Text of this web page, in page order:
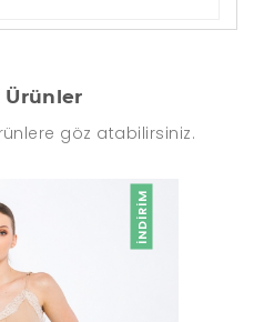
Ürünler
göz atabilirsiniz.
İNDIRIM